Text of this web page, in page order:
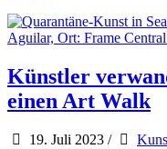
Seattle
von
Know-
How
Künstler
einen Art Walk
19. Juli 2023 /